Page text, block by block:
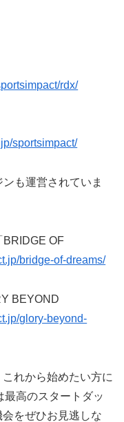
rdx/
sportsimpact/
も運営されていま
BRIDGE OF
bridge-of-dreams/
BEYOND
glory-beyond-
れから始めたい方に
最高のスタートダッ
をぜひお見逃しな